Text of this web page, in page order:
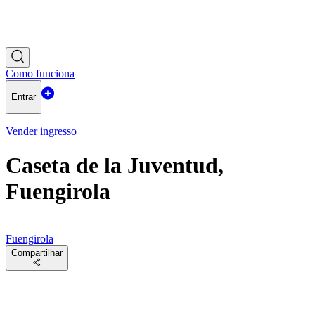
Como funciona
Entrar
Vender ingresso
Caseta de la Juventud,
Fuengirola
Fuengirola
Compartilhar